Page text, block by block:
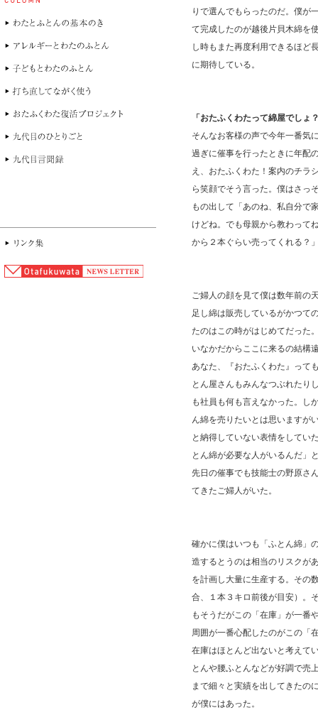
りで選んでもらったのだ。僕が
て完成したのが越後片貝木綿を
し時もまた再度利用できるほど
に期待している。
「おたふくわたって綿屋でしょ
そんなお客様の声で今年一番気
過ぎに催事を行ったときに年配
え、おたふくわた！案内のチラ
ら笑顔でそう言った。僕はさっ
もの出して「あのね、私自分で
けどね。でも母親から教わって
から２本ぐらい売ってくれる？
ご婦人の顔を見て僕は数年前の
足し綿は販売しているがかつて
たのはこの時がはじめてだった
いなかだからここに来るの結構
あなた、『おたふくわた』って
とん屋さんもみんなつぶれたり
も社員も何も言えなかった。し
ん綿を売りたいとは思いますが
と納得していない表情をしてい
とん綿が必要な人がいるんだ」
先日の催事でも技能士の野原さ
てきたご婦人がいた。
確かに僕はいつも「ふとん綿」
造するとうのは相当のリスクが
を計画し大量に生産する。その
合、１本３キロ前後が目安）。
もそうだがこの「在庫」が一番
周囲が一番心配したのがこの「
在庫はほとんど出ないと考えて
とんや腰ふとんなどが好調で売
まで細々と実績を出してきたの
が僕にはあった。